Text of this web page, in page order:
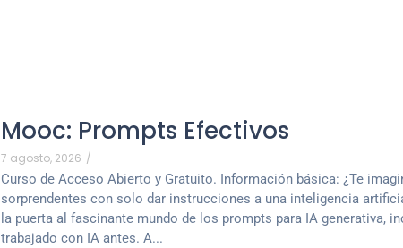
Mooc: Prompts Efectivos
7 agosto, 2026 /
Curso de Acceso Abierto y Gratuito. Información básica: ¿Te
sorprendentes con solo dar instrucciones a una inteligencia
la puerta al fascinante mundo de los prompts para IA generativa,
trabajado con IA antes. A...